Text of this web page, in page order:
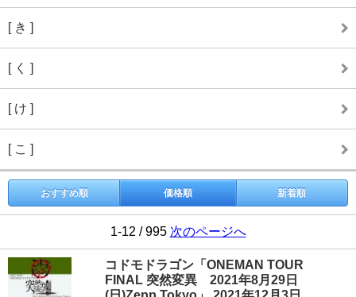
[ き ]
[ く ]
[ け ]
[ こ ]
おすすめ順 価格順 新着順
1-12 / 995 次のページへ
コドモドラゴン「ONEMAN TOUR
FINAL 突然変異 2021年8月29日